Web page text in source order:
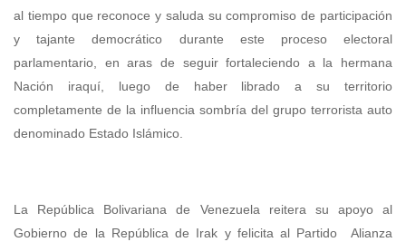
al tiempo que reconoce y saluda su compromiso de participación
y tajante democrático durante este proceso electoral
parlamentario, en aras de seguir fortaleciendo a la hermana
Nación iraquí, luego de haber librado a su territorio
completamente de la influencia sombría del grupo terrorista auto
denominado Estado Islámico.
La República Bolivariana de Venezuela reitera su apoyo al
Gobierno de la República de Irak y felicita al Partido Alianza